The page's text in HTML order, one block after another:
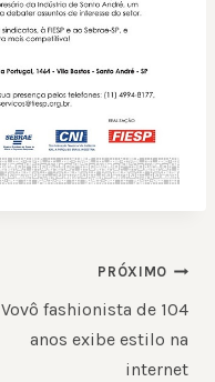
PRÓXIMO
Vovô fashionista de 104
anos exibe estilo na
internet